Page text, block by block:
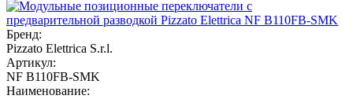
Бренд:
Pizzato Elettrica S.r.l.
Артикул:
NF B110FB-SMK
Наименование: